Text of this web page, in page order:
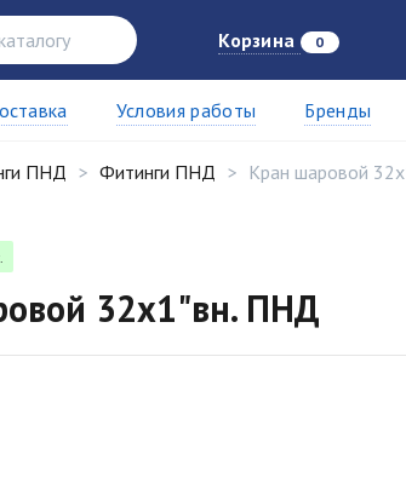
Корзина 0
Условия работы Бренды
ПНД Фитинги ПНД Кран шаровой
32х1"вн. ПНД